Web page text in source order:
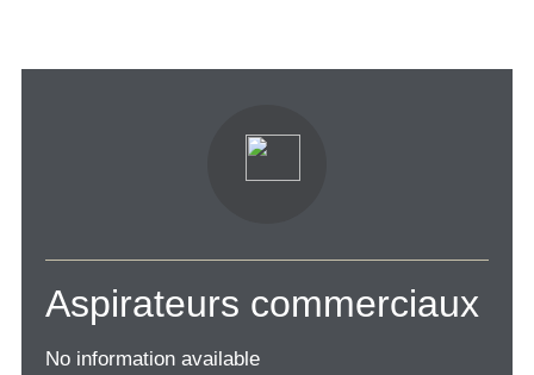
Aspirateurs commerciaux
No information available